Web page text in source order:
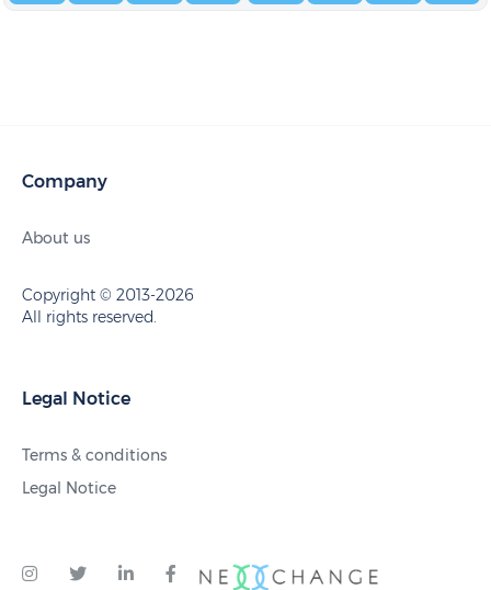
Company
About us
Copyright © 2013-2026
All rights reserved.
Legal Notice
Terms & conditions
Legal Notice